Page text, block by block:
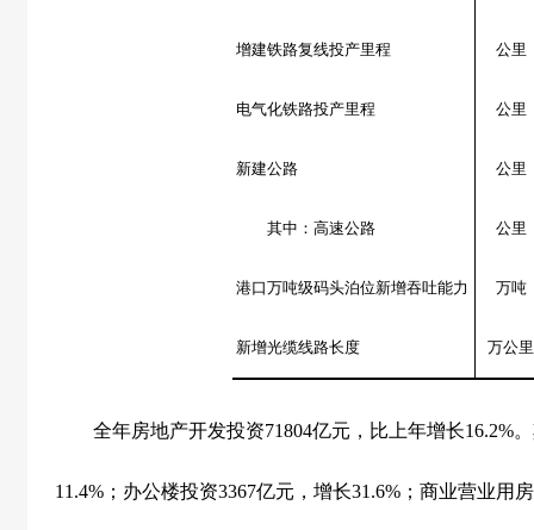
增建铁路复线投产里程 公里
电气化铁路投产里程 公里
新建公路 公里
其中：高速公路 公里
港口万吨级码头泊位新增吞吐能力 万吨
新增光缆线路长度 万公里
全年房地产开发投资71804亿元，比上年增长16.2%
11.4% ；办公楼投资3367亿元，增长31.6% ；商业营业用